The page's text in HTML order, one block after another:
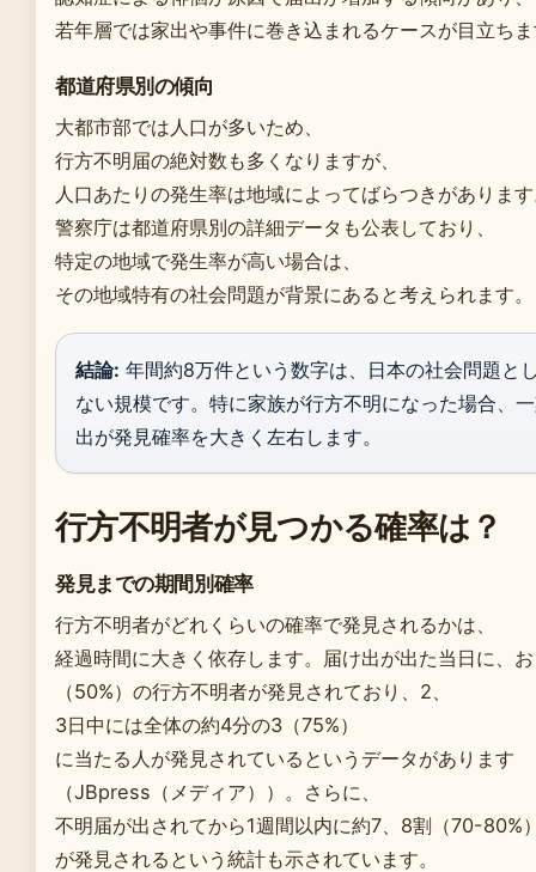
若年層では家出や事件に巻き込まれるケースが目立ち
都道府県別の傾向
大都市部では人口が多いため、
行方不明届の絶対数も多くなりますが、
人口あたりの発生率は地域によってばらつきがありま
警察庁は都道府県別の詳細データも公表しており、
特定の地域で発生率が高い場合は、
その地域特有の社会問題が背景にあると考えられます。
結論: 年間約8万件という数字は、日本の社会問題と
ない規模です。特に家族が行方不明になった場合、
出が発見確率を大きく左右します。
行方不明者が見つかる確率は？
発見までの期間別確率
行方不明者がどれくらいの確率で発見されるかは、
経過時間に大きく依存します。届け出が出た当日に、
（50%）の行方不明者が発見されており、2、
3日中には全体の約4分の3（75%）
に当たる人が発見されているというデータがあります
（JBpress（メディア））。さらに、
不明届が出されてから1週間以内に約7、8割（70-80%
が発見されるという統計も示されています。